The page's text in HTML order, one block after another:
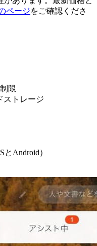
ページをご確認くださ
限
ストレージ
Android）